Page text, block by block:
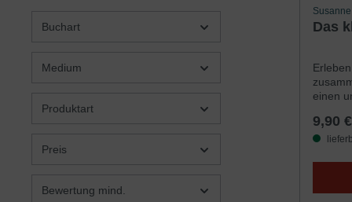
Buchart
Medium
Produktart
Preis
Bewertung mind.
Das
einen
der
9,90